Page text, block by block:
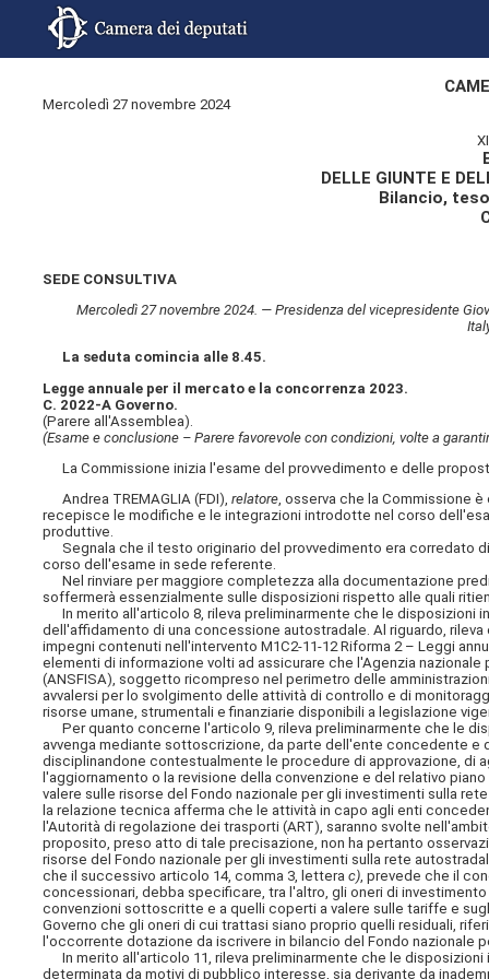
Mercoledì 27 novembre 2024
DELLE GIUNTE E
Bilancio,
SEDE CONSULTIVA
Mercoledì 27 novembre 2024. — Presidenza del vicepresidente
La seduta comincia alle 8.45.
Legge annuale per il mercato e la concorrenza 2023.
C. 2022-A Governo.
(Parere all'Assemblea).
(Esame e conclusione – Parere favorevole con condizioni, volte a
La Commissione inizia l'esame del provvedimento e delle
Andrea TREMAGLIA (FDI),relatore , osserva che la Commissione
recepisce le modifiche e le integrazioni introdotte nel corso
produttive.
Segnala che il testo originario del provvedimento era corredato
corso dell'esame in sede referente.
Nel rinviare per maggiore completezza alla documentazione
soffermerà essenzialmente sulle disposizioni rispetto alle quali
In merito all'articolo 8, rileva preliminarmente che le disposizioni
dell'affidamento di una concessione autostradale. Al riguardo,
impegni contenuti nell'intervento M1C2-11-12 Riforma 2 – Leggi
elementi di informazione volti ad assicurare che l'Agenzia
(ANSFISA), soggetto ricompreso nel perimetro delle
avvalersi per lo svolgimento delle attività di controllo e di
risorse umane, strumentali e finanziarie disponibili a legislazione
Per quanto concerne l'articolo 9, rileva preliminarmente che le
avvenga mediante sottoscrizione, da parte dell'ente concedente e
disciplinandone contestualmente le procedure di approvazione, di
l'aggiornamento o la revisione della convenzione e del relativo
valere sulle risorse del Fondo nazionale per gli investimenti sulla
la relazione tecnica afferma che le attività in capo agli enti
l'Autorità di regolazione dei trasporti (ART), saranno svolte
proposito, preso atto di tale precisazione, non ha pertanto
risorse del Fondo nazionale per gli investimenti sulla rete
che il successivo articolo 14, comma 3, letterac) , prevede che il
concessionari, debba specificare, tra l'altro, gli oneri di
convenzioni sottoscritte e a quelli coperti a valere sulle tariffe e
Governo che gli oneri di cui trattasi siano proprio quelli residuali,
l'occorrente dotazione da iscrivere in bilancio del Fondo nazionale
In merito all'articolo 11, rileva preliminarmente che le
determinata da motivi di pubblico interesse, sia derivante da